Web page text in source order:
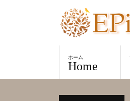
ホーム
Home